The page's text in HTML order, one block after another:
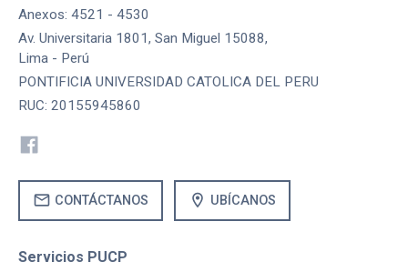
Anexos: 4521 - 4530
Av. Universitaria 1801, San Miguel 15088,
Lima - Perú
PONTIFICIA UNIVERSIDAD CATOLICA DEL PERU
RUC: 20155945860
mail CONTÁCTANOS location_on UBÍCANOS
Servicios PUCP